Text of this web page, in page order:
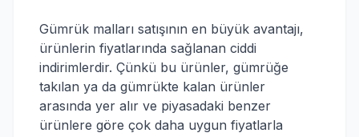
Gümrük malları satışının en büyük avantajı,
ürünlerin fiyatlarında sağlanan ciddi
indirimlerdir. Çünkü bu ürünler, gümrüğe
takılan ya da gümrükte kalan ürünler
arasında yer alır ve piyasadaki benzer
ürünlere göre çok daha uygun fiyatlarla